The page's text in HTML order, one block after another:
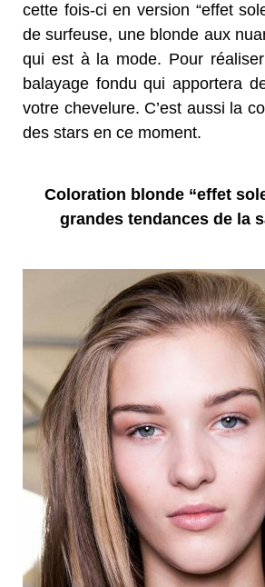
cette fois-ci en version “effet
de surfeuse, une blonde aux
qui est à la mode. Pour
balayage fondu qui apportera
votre chevelure. C’est aussi la
des stars en ce moment.
Coloration blonde “effet
grandes tendances de la